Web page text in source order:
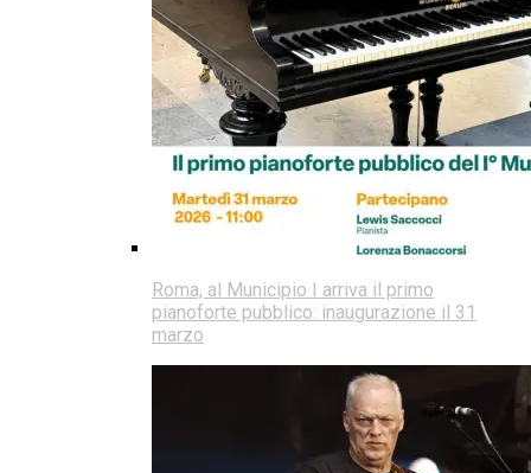
Roma, al Municipio I arriva il primo
pianoforte pubblico: inaugurazione il 31
marzo